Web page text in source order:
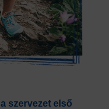
a szervezet első